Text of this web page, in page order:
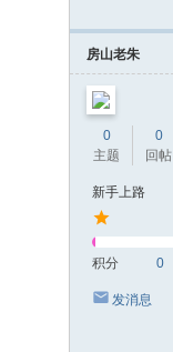
房山老朱
0
主题
0
回帖
新手上路
积分 0
发消息